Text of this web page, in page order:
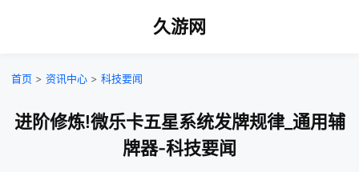
久游网
首页 > 资讯中心 > 科技要闻
进阶修炼!微乐卡五星系统发牌规律_通用辅
牌器-科技要闻